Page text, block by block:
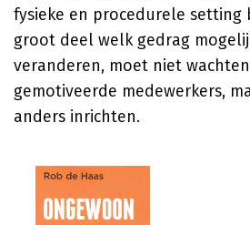
fysieke en procedurele setting
groot deel welk gedrag
veranderen, moet niet
gemotiveerde medewerkers,
anders inrichten.